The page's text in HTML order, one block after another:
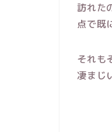
訪れた
点で既
それも
凄まじ